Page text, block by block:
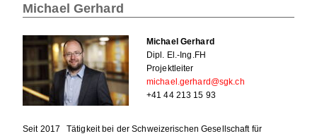
Michael Gerhard
Michael Gerhard
Dipl. El.-Ing.FH
Projektleiter
michael.gerhard@sgk.ch
+41 44 213 15 93
Seit 2017
Tätigkeit bei der Schweizerischen Gesellschaft für